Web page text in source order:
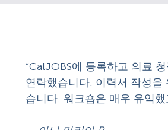
“CalJOBS에 등록하고 의료
연락했습니다. 이력서 작성
습니다. 워크숍은 매우 유익